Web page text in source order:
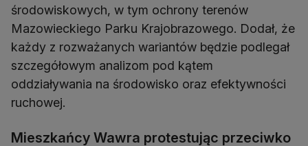
środowiskowych, w tym ochrony terenów
Mazowieckiego Parku Krajobrazowego. Dodał, że
każdy z rozważanych wariantów będzie podlegał
szczegółowym analizom pod kątem
oddziaływania na środowisko oraz efektywności
ruchowej.
Mieszkańcy Wawra protestując przeciwko